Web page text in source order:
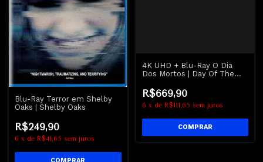
Blu-Ray Terror em Shelby
Oaks | Shelby Oaks
R$249,90
6 x de R$41,65 sem juros
4K UHD + Blu-Ray O Dia
Dos Mortos | Day Of The
R$669,90
6 x de R$111,65 sem juros